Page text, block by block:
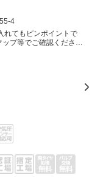
4
れてもピンポイントで
プ等でご確認くださ